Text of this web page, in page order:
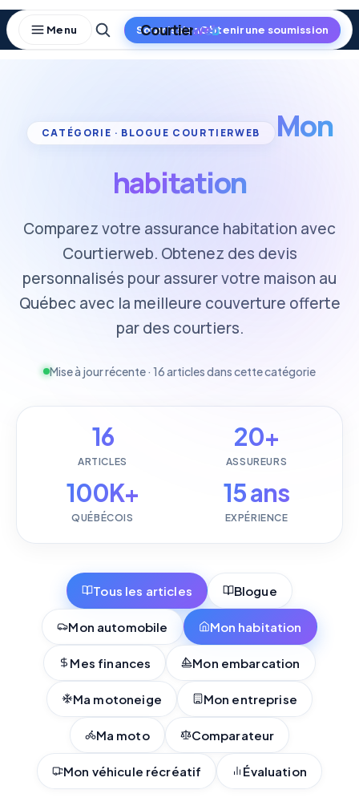
Skip
to
content
Obtenir une soumission
Mon
habitation
Comparez votre assurance habitation avec
Courtierweb. Obtenez des devis
personnalisés pour assurer votre maison au
Québec avec la meilleure couverture offerte
par des courtiers.
Mise à jour récente · 16 articles dans cette catégorie
16
ARTICLES
20+
ASSUREURS
100K+
QUÉBÉCOIS
15 ans
EXPÉRIENCE
Tous les articles Blogue
Mon automobile Mon habitation
Mes finances Mon embarcation
Ma motoneige Mon entreprise
Ma moto Comparateur
Mon véhicule récréatif Évaluation